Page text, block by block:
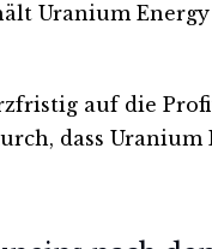
Uranium
auf die
dass